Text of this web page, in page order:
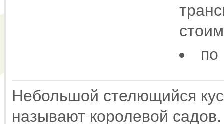
по
Небольшой стелющийся
называют королевой